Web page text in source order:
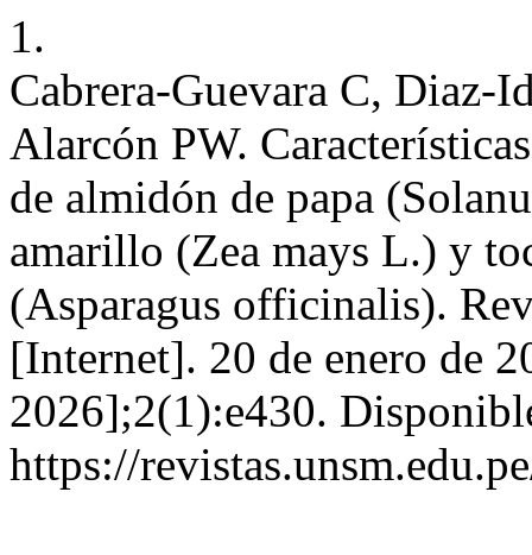
1.
Cabrera-Guevara C, Diaz-
Alarcón PW.
de almidón de papa
amarillo (Zea mays L.) y
(Asparagus officinalis).
[Internet]. 20 de enero de
2026];2(1):e430.
https://